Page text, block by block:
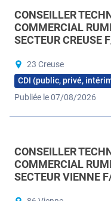
CONSEILLER
COMMERCIAL
SECTEUR CREUSE
23 Creuse
CDI (public, privé,
Publiée le 07/08/2026
CONSEILLER
COMMERCIAL
SECTEUR VIENNE